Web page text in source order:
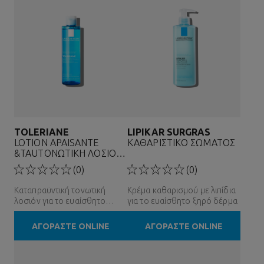
TOLERIANE
LOTION APAISANTE
&TAUΤΟΝΩΤΙΚΗ ΛΟΣΙΟΝ
&P...
(0)
Καταπραϋντική τονωτική
λοσιόν για το ευαίσθητο
δέρμα
ΑΓΟΡΑΣΤΕ ONLINE
LIPIKAR SURGRAS
ΚΑΘΑΡΙΣΤΙΚΟ ΣΩΜΑΤΟΣ
(0)
Κρέμα καθαρισμού με λιπίδια
για το ευαίσθητο ξηρό δέρμα
ΑΓΟΡΑΣΤΕ ONLINE